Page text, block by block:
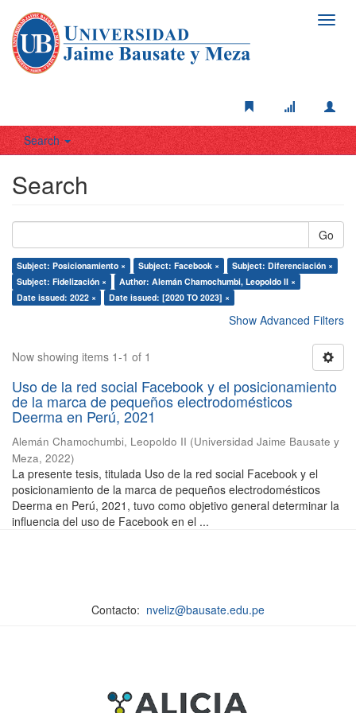
Search
Search
Go
Subject: Posicionamiento × Subject: Facebook ×
Subject: Diferenciación ×
Subject: Fidelización ×
Author: Alemán Chamochumbi, Leopoldo II ×
Date issued: 2022 ×
Date issued: [2020 TO 2023] ×
Show Advanced Filters
Now showing items 1-1 of 1
Uso de la red social Facebook y el posicionamiento
de la marca de pequeños electrodomésticos
Deerma en Perú, 2021
Alemán Chamochumbi, Leopoldo II (Universidad Jaime Bausate y
Meza, 2022)
La presente tesis, titulada Uso de la red social Facebook y el
posicionamiento de la marca de pequeños electrodomésticos
Deerma en Perú, 2021, tuvo como objetivo general determinar la
influencia del uso de Facebook en el ...
Contacto: nveliz@bausate.edu.pe